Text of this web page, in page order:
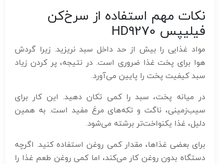
نکات مهم استفاده از سرخ‌کن
فیلیپس HD9270
مواد غذایی را بیش از حد داخل سبد نریزید. زیرا گردش
هوا برای پخت غذا ضروری است. در نتیجه، پر کردن زیاد
سبد کیفیت پخت را پایین می‌آورد.
در میانه پخت، سبد را کمی تکان دهید. این کار برای
سیب‌زمینی، ناگت و تکه‌های مرغ مفید است. به همین
دلیل، غذا یکنواخت‌تر برشته می‌شود.
برای بعضی غذاها، مقدار کمی روغن استفاده کنید. اگرچه
دستگاه بدون روغن کار می‌کند، اما کمی روغن طعم غذا را